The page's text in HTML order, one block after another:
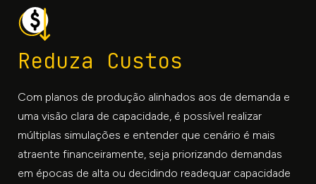
Reduza Custos
Com planos de produção alinhados aos de demanda e
uma visão clara de capacidade, é possível realizar
múltiplas simulações e entender que cenário é mais
atraente financeiramente, seja priorizando demandas
em épocas de alta ou decidindo readequar capacidade